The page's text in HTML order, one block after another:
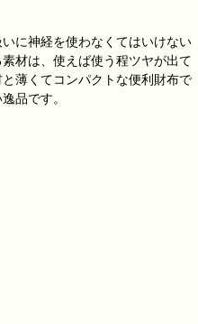
に神経を使わなくてはいけない
材は、使えば使う程ツヤが出て
薄くてコンパクトな便利財布で
品です。